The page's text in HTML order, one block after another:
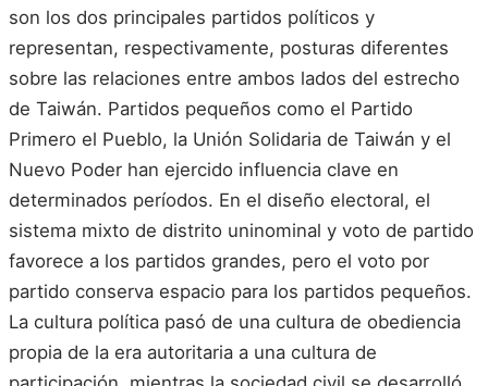
son los dos principales partidos políticos y
representan, respectivamente, posturas diferentes
sobre las relaciones entre ambos lados del estrecho
de Taiwán. Partidos pequeños como el Partido
Primero el Pueblo, la Unión Solidaria de Taiwán y el
Nuevo Poder han ejercido influencia clave en
determinados períodos. En el diseño electoral, el
sistema mixto de distrito uninominal y voto de partido
favorece a los partidos grandes, pero el voto por
partido conserva espacio para los partidos pequeños.
La cultura política pasó de una cultura de obediencia
propia de la era autoritaria a una cultura de